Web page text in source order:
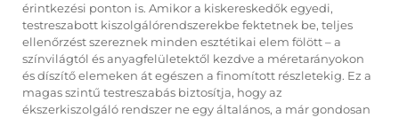
érintkezési ponton is. Amikor a kiskereskedők egyedi,
testreszabott kiszolgálórendszerekbe fektetnek be, teljes
ellenőrzést szereznek minden esztétikai elem fölött – a
színvilágtól és anyagfelületektől kezdve a méretarányokon
és díszítő elemeken át egészen a finomított részletekig. Ez a
magas szintű testreszabás biztosítja, hogy az
ékszerkiszolgáló rendszer ne egy általános, a már gondosan